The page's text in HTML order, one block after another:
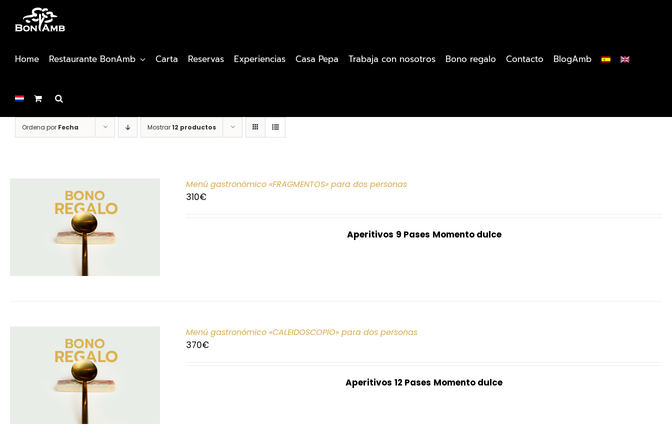
contenido
Home Restaurante BonAmb Carta Reservas Experiencias Casa Pepa Trabaja con nosotros Bono regalo Contacto BlogAmb
Ordena por Fecha Mostrar12 productos
Menú gastronómico «FRAGMENTOS» para dos personas
310€
Aperitivos 9 Pases Momento dulce
Menú gastronómico «CALEIDOSCOPIO» para dos personas
370€
Aperitivos 12 Pases Momento dulce